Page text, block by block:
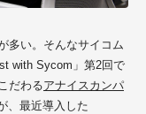
多い。そんなサイコム
with Sycom」第2回で
だわるアナイスカンパ
、最近導入した